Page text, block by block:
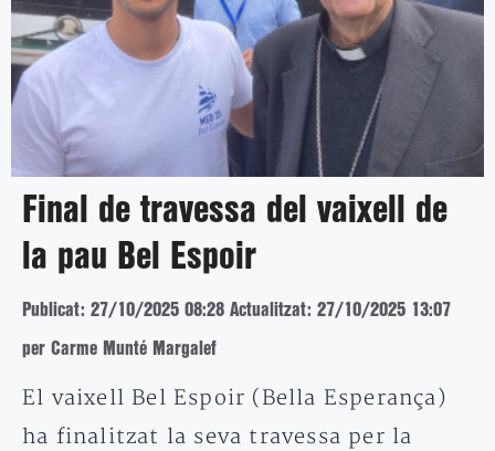
Final de travessa del vaixell de
la pau Bel Espoir
Publicat: 27/10/2025 08:28 Actualitzat: 27/10/2025 13:07
per Carme Munté Margalef
El vaixell Bel Espoir (Bella Esperança)
ha finalitzat la seva travessa per la